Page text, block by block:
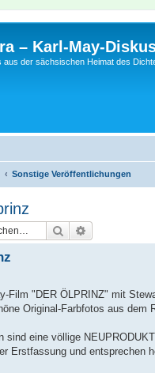
– Karl-May-
aus der sächsischen Heimat des
Sonstige Veröffentlichungen
Suche
Film "DER ÖLPRINZ" mit
Original-Farbfotos aus
sind eine völlige
Erstfassung und entsprechen